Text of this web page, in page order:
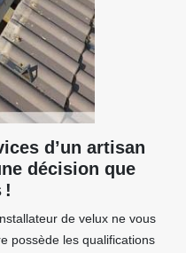
d’un artisan
décision que
!
de velux ne vous
possède les qualifications